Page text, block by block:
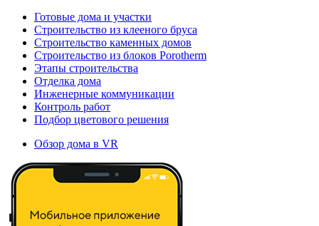
Готовые дома и участки
Строительство из клееного бруса
Строительство каменных домов
Строительство из блоков Porotherm
Этапы строительства
Отделка дома
Инженерные коммуникации
Контроль работ
Подбор цветового решения
Обзор дома в VR